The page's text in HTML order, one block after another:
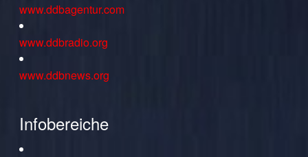
www.ddbagentur.com
www.ddbradio.org
www.ddbnews.org
Infobereiche